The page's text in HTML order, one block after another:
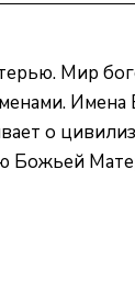
Мир
о
Божьей